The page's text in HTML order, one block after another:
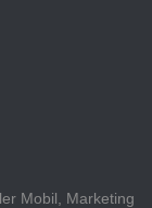
Mobil, Marketing